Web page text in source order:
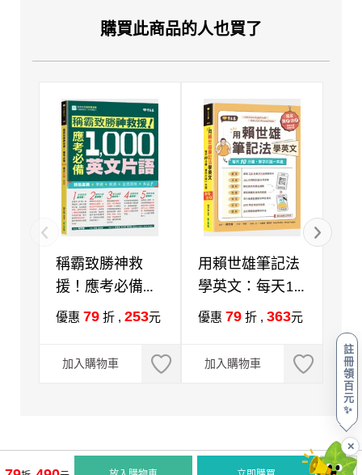
註
冊
領
百
元
✨
✕
購買此商品的人也買了
稱霸致勝神救
援！應考必備
1000英文片語
音檔
優惠 79 折 , 253元
加入購物車
用賴世雄筆記法
學英文：每天10
分鐘，單字片語
Code音檔，買紙
本書送電子書）
優惠 79 折 , 363元
加入購物車
心
簡
電
加